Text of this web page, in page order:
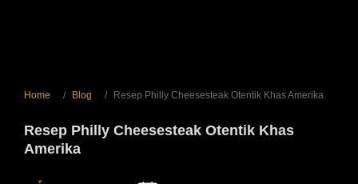
Home Blog Resep Philly Cheesesteak Otentik Khas Amerika
Resep Philly Cheesesteak Otentik Khas
Amerika